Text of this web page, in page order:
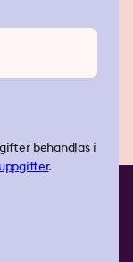
behandlas i
.